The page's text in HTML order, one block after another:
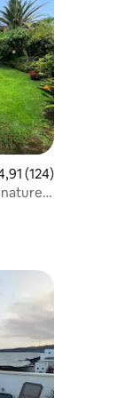
moyenne de
(124)